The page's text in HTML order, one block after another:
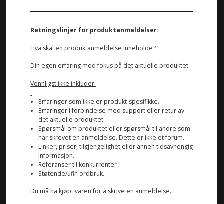
Retningslinjer for produktanmeldelser:
Hva skal en produktanmeldelse inneholde?
Din egen erfaring med fokus på det aktuelle produktet.
Vennligst ikke inkluder:
Erfaringer som ikke er produkt-spesifikke.
Erfaringer i forbindelse med support eller retur av
det aktuelle produktet.
Spørsmål om produktet eller spørsmål til andre som
har skrevet en anmeldelse. Dette er ikke et forum.
Linker, priser, tilgjengelighet eller annen tidsavhengig
informasjon.
Referanser til konkurrenter
Støtende/ufin ordbruk.
Du må ha kjøpt varen for å skrive en anmeldelse.